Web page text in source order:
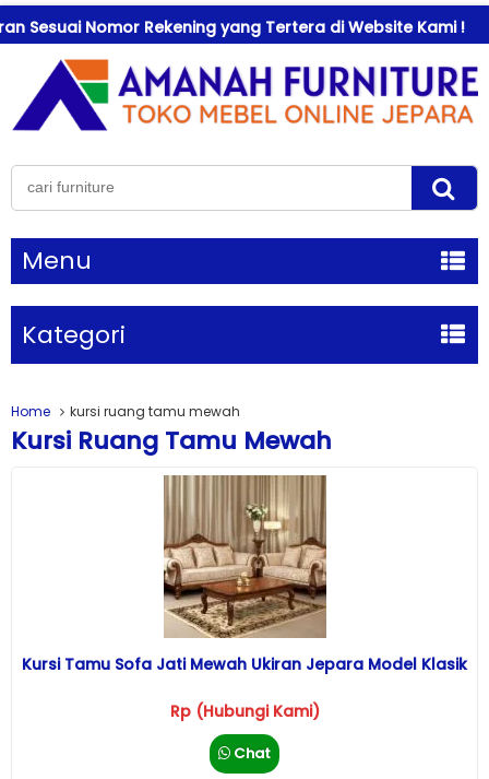
Nomor Rekening yang Tertera di Website Kami !
Menu
Kategori
Home kursi ruang tamu mewah
Kursi Ruang Tamu Mewah
Kursi Tamu Sofa Jati Mewah Ukiran Jepara Model Klasik
Rp (Hubungi Kami)
Chat